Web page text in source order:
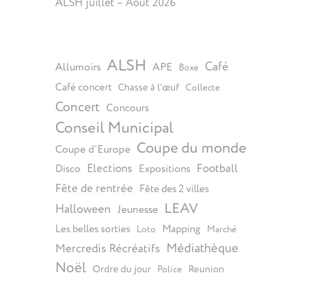
Allumoirs ALSH APE Boxe Café
Café concert Chasse à l’œuf Collecte
Concert Concours
Conseil Municipal
Coupe d'Europe Coupe du monde
Disco Elections Expositions Football
Fête de rentrée Fête des 2 villes
Halloween Jeunesse LEAV
Les belles sorties Loto Mapping Marché
Mercredis Récréatifs Médiathèque
Noël Ordre du jour Police Reunion